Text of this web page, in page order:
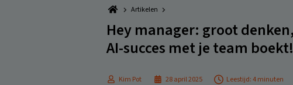
Artikelen
Hey manager: groot
AI-succes met je team boekt!
Kim Pot 28 april 2025 Leestijd: 4 minuten